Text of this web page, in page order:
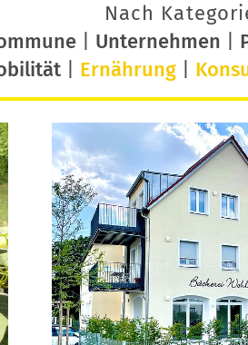
Nach
| Unternehmen
Ernährung